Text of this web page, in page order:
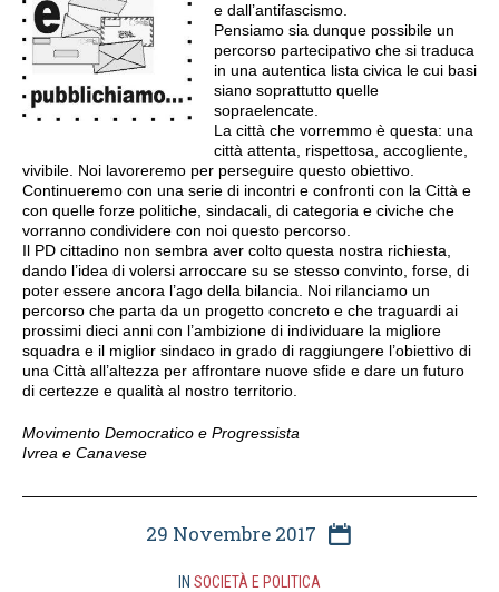
e dall’antifascismo.
Pensiamo sia dunque possibile un
percorso partecipativo che si traduca
in una autentica lista civica le cui basi
siano soprattutto quelle
sopraelencate.
La città che vorremmo è questa: una
città attenta, rispettosa, accogliente,
vivibile. Noi lavoreremo per perseguire questo obiettivo.
Continueremo con una serie di incontri e confronti con la Città e
con quelle forze politiche, sindacali, di categoria e civiche che
vorranno condividere con noi questo percorso.
Il PD cittadino non sembra aver colto questa nostra richiesta,
dando l’idea di volersi arroccare su se stesso convinto, forse, di
poter essere ancora l’ago della bilancia. Noi rilanciamo un
percorso che parta da un progetto concreto e che traguardi ai
prossimi dieci anni con l’ambizione di individuare la migliore
squadra e il miglior sindaco in grado di raggiungere l’obiettivo di
una Città all’altezza per affrontare nuove sfide e dare un futuro
di certezze e qualità al nostro territorio.
Movimento Democratico e Progressista
Ivrea e Canavese
29 Novembre 2017
IN SOCIETÀ E POLITICA